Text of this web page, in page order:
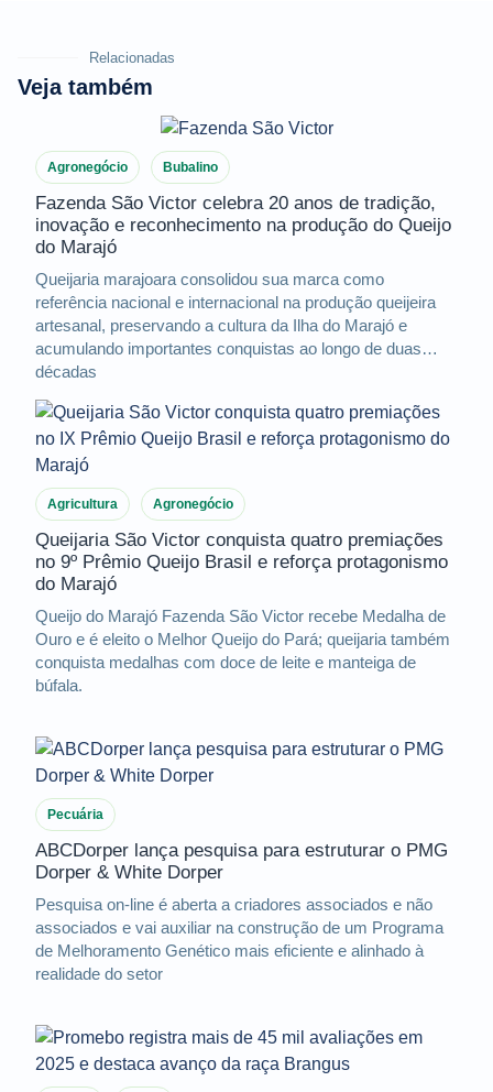
Relacionadas
Veja também
Agronegócio Bubalino
Fazenda São Victor celebra 20 anos de tradição,
inovação e reconhecimento na produção do Queijo
do Marajó
Queijaria marajoara consolidou sua marca como
referência nacional e internacional na produção queijeira
artesanal, preservando a cultura da Ilha do Marajó e
acumulando importantes conquistas ao longo de duas
décadas
Agricultura Agronegócio
Queijaria São Victor conquista quatro premiações
no 9º Prêmio Queijo Brasil e reforça protagonismo
do Marajó
Queijo do Marajó Fazenda São Victor recebe Medalha de
Ouro e é eleito o Melhor Queijo do Pará; queijaria também
conquista medalhas com doce de leite e manteiga de
búfala.
Pecuária
ABCDorper lança pesquisa para estruturar o PMG
Dorper & White Dorper
Pesquisa on-line é aberta a criadores associados e não
associados e vai auxiliar na construção de um Programa
de Melhoramento Genético mais eficiente e alinhado à
realidade do setor